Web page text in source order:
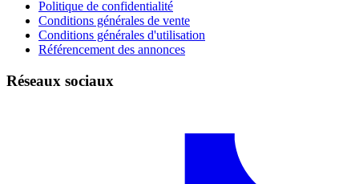
Politique de confidentialité
Conditions générales de vente
Conditions générales d'utilisation
Référencement des annonces
Réseaux sociaux